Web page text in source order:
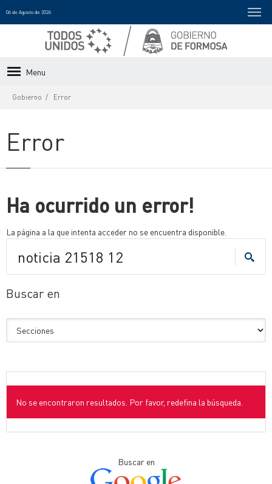
06 de Agosto de 2026
Menu
Gobierno Error
Error
Ha ocurrido un error!
La página a la que intenta acceder no se encuentra disponible.
Buscar en
No se encontraron resultados. Por favor, redefina la búsqueda.
Buscar en